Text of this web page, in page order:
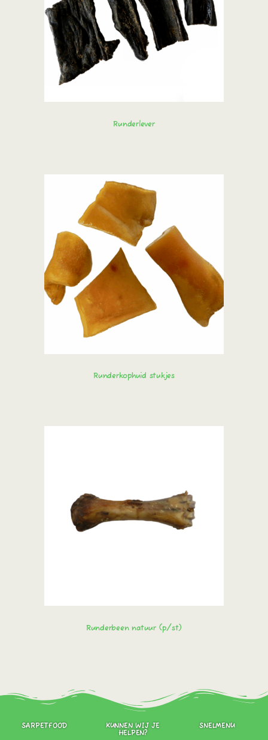
Runderlever
Runderkophuid stukjes
Runderbeen natuur (p/st)
SARPETFOOD
KUNNEN WIJ JE
HELPEN?
SNELMENU